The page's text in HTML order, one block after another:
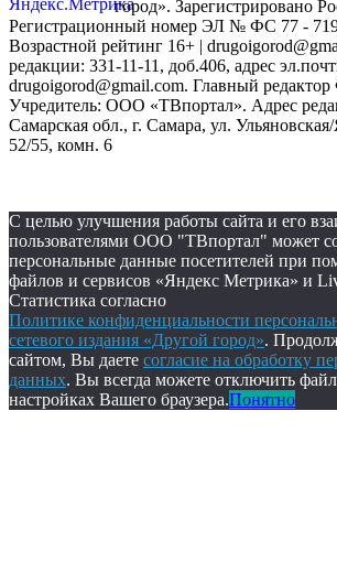
город». Зарегистрировано
Регистрационный номер ЭЛ № ФС 77 -
Возрастной рейтинг 16+ |
редакции: 331-11-11, доб.406, адрес
drugoigorod@gmail.com. Главный
Учредитель: ООО «ТВпортал». Адрес
Самарская обл., г. Самара, ул.
52/55, комн. 6
С целью улучшения работы сайта и его
пользователями ООО "ТВпортал" может
персональные данные посетителей при
файлов и сервисов «Яндекс Метрика» и
Статистика согласно
Политике конфиденциальности
сетевого издания «Другой город».
сайтом, Вы даете согласие на обработку
данных. Вы всегда можете отключить
настройках Вашего браузера.Понятно